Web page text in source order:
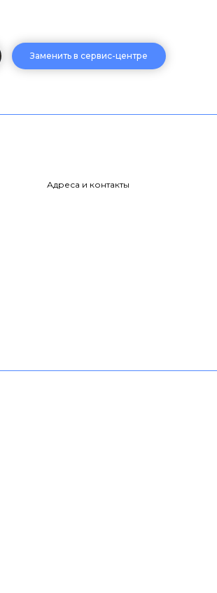
Заменить в сервис-центре
Адреса и контакты